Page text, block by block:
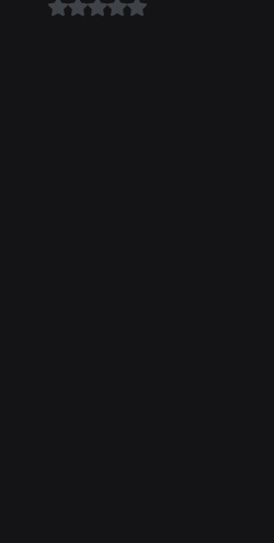
Avaliado com NaN de 5